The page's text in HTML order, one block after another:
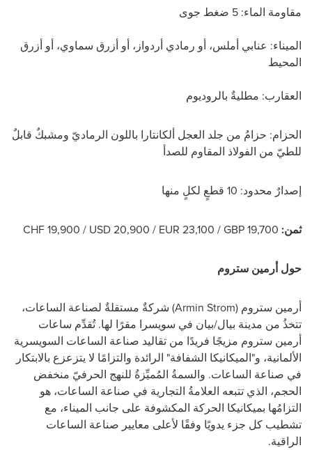
مقاومة الماء: 5 ضغط جوى
الميناء: عنابي أملس، أو رمادي أردواز، أو أزرق سماوي، أو أزرق
المحيط
العقارب: مطليةٌ بالروديوم
الحزام: حزامُ من جلد العجل ألكانتارا باللون الرماديّ ومشبكٌ قابلٌ
للطيّ من الفولاذ المقاوم للصدأ
إصدارٌ محدود: 10 قطعٍ لكلٍ منها
ثمن: CHF 19,900 / USD 20,900 / EUR 23,100 /GBP 19,700
حول أرمين ستروم
أرمين ستروم (Armin Strom) شركةٌ مستقلةٌ لصناعة الساعات،
تتخذُ من مدينة بيال/بيان في سويسرا مقرًا لها. تُقدِّم ساعات
أرمين ستروم مزيجًا فريدًا من تقاليد صناعة الساعات السويسرية
الألمانية، و"الميكانيكا الشفافة" الرائدة والتزامًا لا يتزعزع بالابتكار
في صناعة الساعات. والسمةُ المُميِّزةُ للنهج الحرفيّ منخفض
الحجم، الذي تتبعه العلامةُ التجارية في صناعة الساعات، هو
التزامُها بميكانيكا الحركة المكشوفة على جانب الميناء، مع
تشطيب كل جزء يدويًا وفقًا لأعلى معايير صناعة الساعات
الراقية.